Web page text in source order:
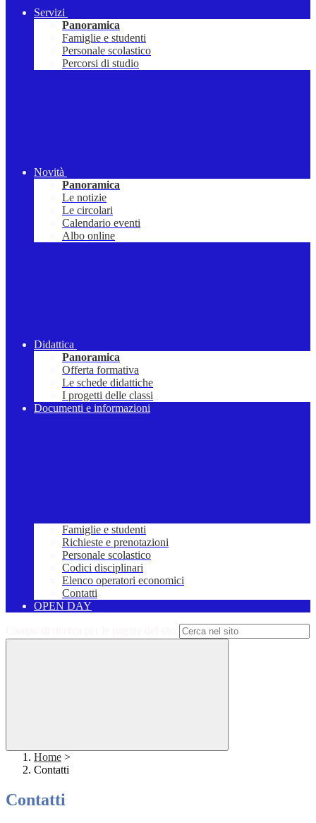
Servizi
Panoramica
Famiglie e studenti
Personale scolastico
Percorsi di studio
Novità
Panoramica
Le notizie
Le circolari
Calendario eventi
Albo online
Didattica
Panoramica
Offerta formativa
Le schede didattiche
I progetti delle classi
Documenti e informazioni
Famiglie e studenti
Richieste e prenotazioni
Personale scolastico
Codici disciplinari
Elenco operatori economici
Contatti
OPEN DAY
Home >
Contatti
Contatti